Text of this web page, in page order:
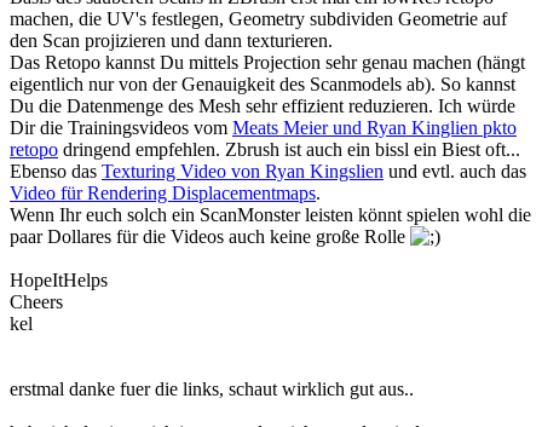
machen, die UV's festlegen, Geometry subdividen Geometrie auf
den Scan projizieren und dann texturieren.
Das Retopo kannst Du mittels Projection sehr genau machen (hängt
eigentlich nur von der Genauigkeit des Scanmodels ab). So kannst
Du die Datenmenge des Mesh sehr effizient reduzieren. Ich würde
Dir die Trainingsvideos vom Meats Meier und Ryan Kinglien pkto
retopo dringend empfehlen. Zbrush ist auch ein bissl ein Biest oft...
Ebenso das Texturing Video von Ryan Kingslien und evtl. auch das
Video für Rendering Displacementmaps.
Wenn Ihr euch solch ein ScanMonster leisten könnt spielen wohl die
paar Dollares für die Videos auch keine große Rolle
HopeItHelps
Cheers
kel
erstmal danke fuer die links, schaut wirklich gut aus..